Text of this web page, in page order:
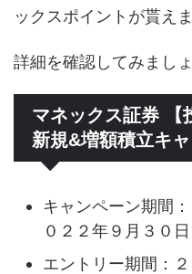
ックスポイントが貰えま
詳細を確認してみましょ
マネックス証券 【
新規&増額積立キ
キャンペーン期間
０２２年９月３０
エントリー期間：